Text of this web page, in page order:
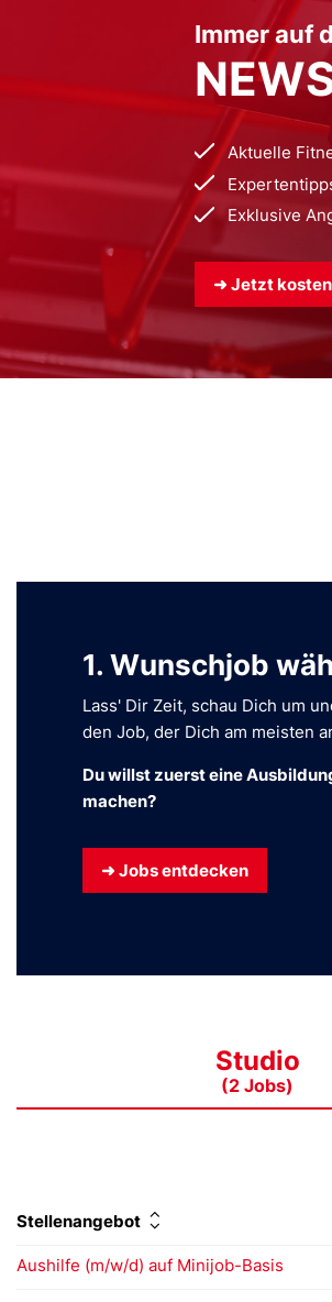
Immer auf
Aktuelle
Exklusive
➜ Jetzt
1. Wunschjob
Lass' Dir Zeit, schau Dich um
den Job, der Dich am meisten
Du willst zuerst eine
machen?
➜ Jobs entdecken
Studio
(2 Jobs)
Stellenangebot
Aushilfe (m/w/d) auf Minijob-Basis